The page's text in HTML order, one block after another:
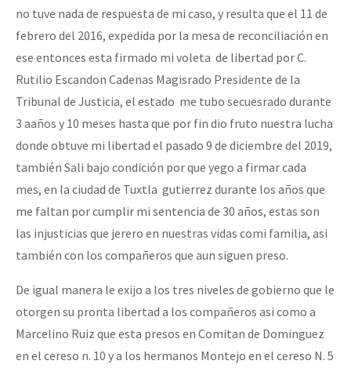
no tuve nada de respuesta de mi caso, y resulta que el 11 de
febrero del 2016, expedida por la mesa de reconciliación en
ese entonces esta firmado mi voleta de libertad por C.
Rutilio Escandon Cadenas Magisrado Presidente de la
Tribunal de Justicia, el estado me tubo secuesrado durante
3 aaños y 10 meses hasta que por fin dio fruto nuestra lucha
donde obtuve mi libertad el pasado 9 de diciembre del 2019,
también Sali bajo condición por que yego a firmar cada
mes, en la ciudad de Tuxtla gutierrez durante los años que
me faltan por cumplir mi sentencia de 30 años, estas son
las injusticias que jerero en nuestras vidas comi familia, asi
también con los compañeros que aun siguen preso.
De igual manera le exijo a los tres niveles de gobierno que le
otorgen su pronta libertad a los compañeros asi como a
Marcelino Ruiz que esta presos en Comitan de Dominguez
en el cereso n. 10 y a los hermanos Montejo en el cereso N. 5